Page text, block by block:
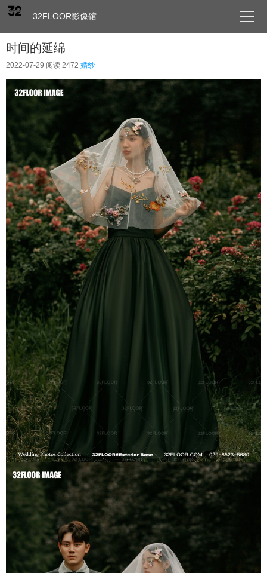
32FLOOR影像馆 
时间的延绵
2022-07-29 阅读 2472 婚纱